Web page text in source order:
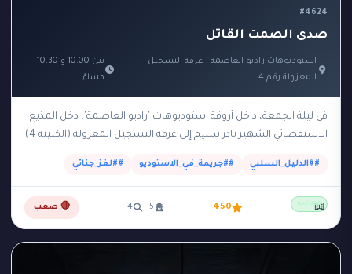
#4624
صدى الصمت القاتل
استوديوهات راديو العاصمة - غرفة التسجيل
المعزولة رقم 4
بين 10:00 و 10:30
مساءً
في ليلة الجمعة، داخل أروقة استوديوهات 'راديو العاصمة'، دخل المذيع
الاستقصائي الشهير نادر سليم إلى غرفة التسجيل المعزولة (الكبينة 4)
##الدليل_السلبي ##جريمة_في_الاستوديو ##لغز_جنائي
مجانية 450
5
4 🔴 صعب 📖